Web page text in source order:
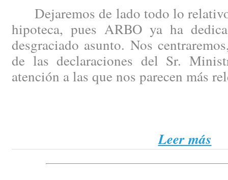
Dejaremos de lado todo lo relativo
hipoteca, pues ARBO ya ha
desgraciado asunto. Nos
de las declaraciones del Sr.
atención a las que nos parecen más
Leer más